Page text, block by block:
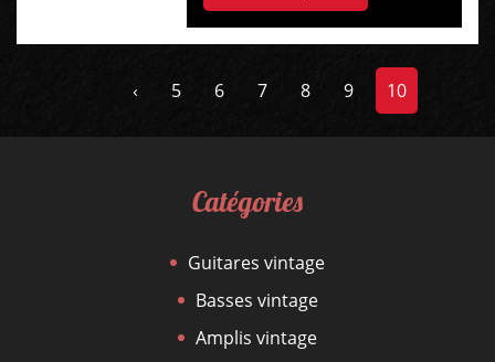
‹ 5 6 7 8 9 10
Catégories
Guitares vintage
Basses vintage
Amplis vintage